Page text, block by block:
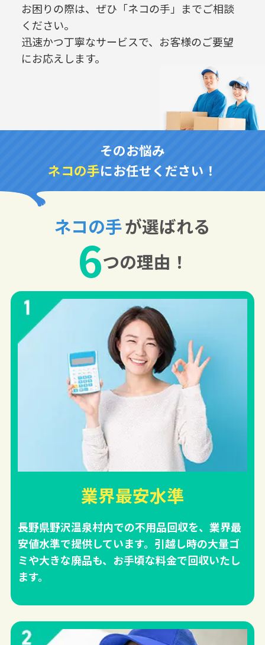
お困りの際は、ぜひ「ネコの手」までご相談
ください。
迅速かつ丁寧なサービスで、お客様のご要望
にお応えします。
そのお悩み
ネコの手にお任せください！
ネコの手が選ばれる
6つの理由！
業界最安水準
長野県野沢温泉村内での不用品回収を、業界最
安値水準で提供しています。引越し時の大量ゴ
ミや大きな廃品も、お手頃な料金で回収いたし
ます。